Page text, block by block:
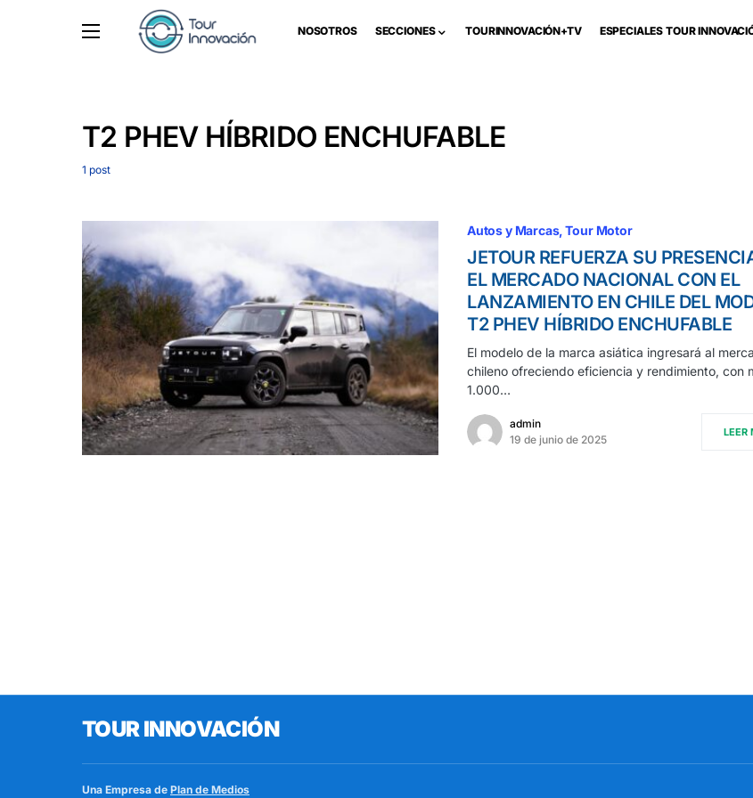
NOSOTROS SECCIONES TOURINNOVACIÓN+TV ESPECIALES TOUR
T2 PHEV HÍBRIDO ENCHUFABLE
1 post
Autos y Marcas Tour Motor
JETOUR REFUERZA SU
EL MERCADO NACIONAL CON EL
LANZAMIENTO EN CHILE DEL
T2 PHEV HÍBRIDO ENCHUFABLE
El modelo de la marca asiática ingresará al
chileno ofreciendo eficiencia y rendimiento, con
1.000…
admin
19 de junio de 2025
LEER
TOUR INNOVACIÓN
Una Empresa de Plan de Medios